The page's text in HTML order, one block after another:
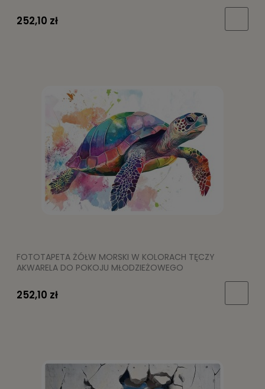
252,10 zł
FOTOTAPETA ŻÓŁW MORSKI W KOLORACH TĘCZY
AKWARELA DO POKOJU MŁODZIEŻOWEGO
252,10 zł